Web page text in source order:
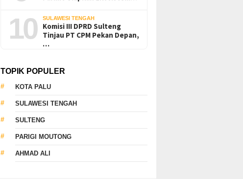
10 SULAWESI TENGAH
Komisi III DPRD Sulteng
Tinjau PT CPM Pekan Depan,
…
TOPIK POPULER
KOTA PALU
SULAWESI TENGAH
SULTENG
PARIGI MOUTONG
AHMAD ALI